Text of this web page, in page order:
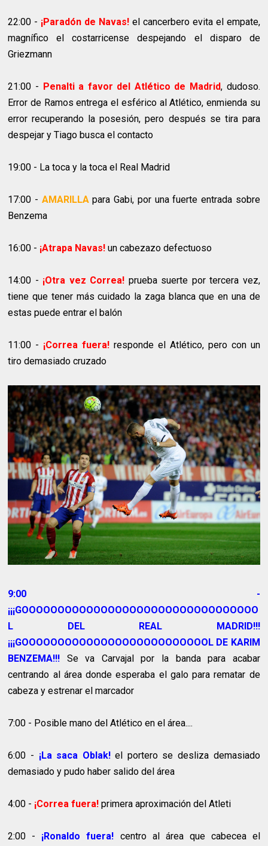
22:00 - ¡Paradón de Navas! el cancerbero evita el empate,
magnífico el costarricense despejando el disparo de
Griezmann
21:00 - Penalti a favor del Atlético de Madrid, dudoso.
Error de Ramos entrega el esférico al Atlético, enmienda su
error recuperando la posesión, pero después se tira para
despejar y Tiago busca el contacto
19:00 - La toca y la toca el Real Madrid
17:00 - AMARILLApara Gabi, por una fuerte entrada sobre
Benzema
16:00 - ¡Atrapa Navas! un cabezazo defectuoso
14:00 - ¡Otra vez Correa! prueba suerte por tercera vez,
tiene que tener más cuidado la zaga blanca que en una de
estas puede entrar el balón
11:00 - ¡Correa fuera! responde el Atlético, pero con un
tiro demasiado cruzado
9:00 -
¡¡¡GOOOOOOOOOOOOOOOOOOOOOOOOOOOOOOOOO
L DEL REAL MADRID!!!
¡¡¡GOOOOOOOOOOOOOOOOOOOOOOOOOOL DE KARIM
BENZEMA!!! Se va Carvajal por la banda para acabar
centrando al área donde esperaba el galo para rematar de
cabeza y estrenar el marcador
7:00 - Posible mano del Atlético en el área....
6:00 - ¡La saca Oblak!el portero se desliza demasiado
demasiado y pudo haber salido del área
4:00 - ¡Correa fuera! primera aproximación del Atleti
2:00 - ¡Ronaldo fuera! centro al área que cabecea el